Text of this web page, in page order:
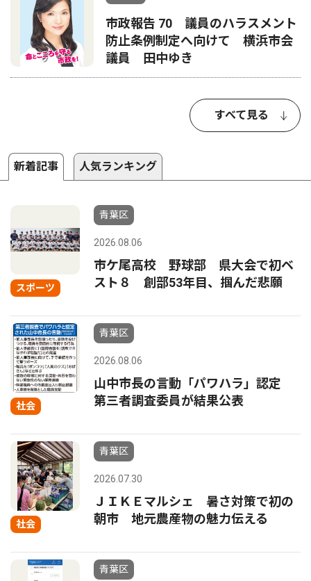
市政報告 70 議員のハラスメント
防止条例制定へ向けて 横浜市会
議員 田中ゆき
すべて見る
新着記事 人気ランキング
スポーツ
青葉区
2026.08.06
市ケ尾高校 野球部 県大会で初ベ
スト８ 創部53年目、掴んだ悲願
社会
青葉区
2026.08.06
山中市長の言動「パワハラ」認定
第三者調査委員が結果公表
社会
青葉区
2026.07.30
ＪＩＫＥマルシェ 暑さ対策で初の
朝市 地元農産物の魅力伝える
青葉区